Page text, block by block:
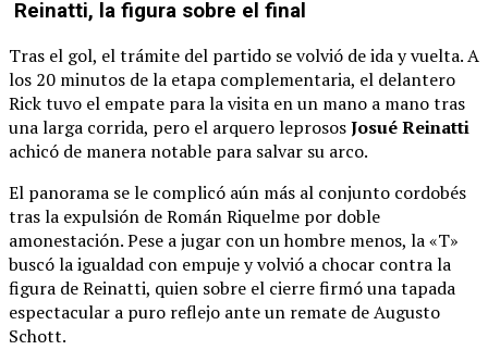
Reinatti, la figura sobre el final
Tras el gol, el trámite del partido se volvió de ida y vuelta. A
los 20 minutos de la etapa complementaria, el delantero
Rick tuvo el empate para la visita en un mano a mano tras
una larga corrida, pero el arquero leprososJosué Reinatti
achicó de manera notable para salvar su arco.
El panorama se le complicó aún más al conjunto cordobés
tras la expulsión de Román Riquelme por doble
amonestación. Pese a jugar con un hombre menos, la «T»
buscó la igualdad con empuje y volvió a chocar contra la
figura de Reinatti, quien sobre el cierre firmó una tapada
espectacular a puro reflejo ante un remate de Augusto
Schott.